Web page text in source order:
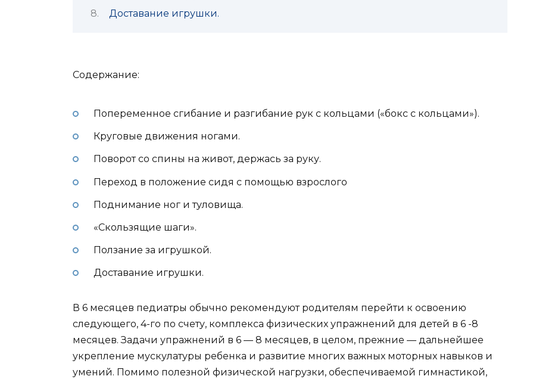
Доставание игрушки.
Содержание:
Попеременное сгибание и разгибание рук с кольцами («бокс с кольцами»).
Круговые движения ногами.
Поворот со спины на живот, держась за руку.
Переход в положение сидя с помощью взрослого
Поднимание ног и туловища.
«Скользящие шаги».
Ползание за игрушкой.
Доставание игрушки.
В 6 месяцев педиатры обычно рекомендуют родителям перейти к освоению
следующего, 4-го по счету, комплекса физических упражнений для детей в 6 -8
месяцев. Задачи упражнений в 6 — 8 месяцев, в целом, прежние — дальнейшее
укрепление мускулатуры ребенка и развитие многих важных моторных навыков и
умений. Помимо полезной физической нагрузки, обеспечиваемой гимнастикой,